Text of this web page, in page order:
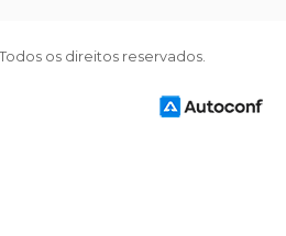
os direitos reservados.